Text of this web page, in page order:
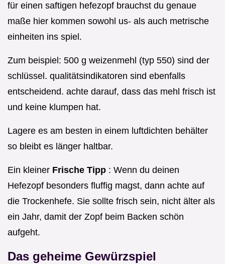
für einen saftigen hefezopf brauchst du genaue
maße hier kommen sowohl us- als auch metrische
einheiten ins spiel.
Zum beispiel: 500 g weizenmehl (typ 550) sind der
schlüssel. qualitätsindikatoren sind ebenfalls
entscheidend. achte darauf, dass das mehl frisch ist
und keine klumpen hat.
Lagere es am besten in einem luftdichten behälter
so bleibt es länger haltbar.
Ein kleiner Frische Tipp : Wenn du deinen
Hefezopf besonders fluffig magst, dann achte auf
die Trockenhefe. Sie sollte frisch sein, nicht älter als
ein Jahr, damit der Zopf beim Backen schön
aufgeht.
Das geheime Gewürzspiel